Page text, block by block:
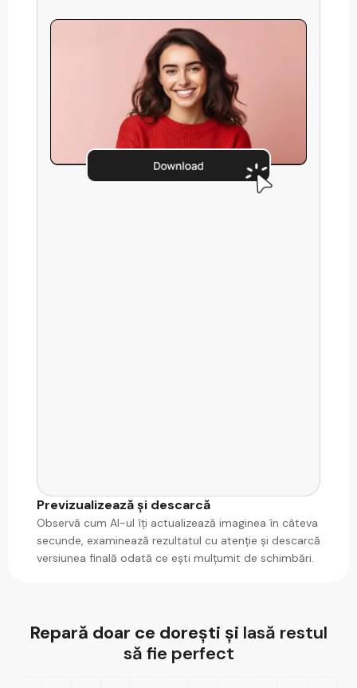
Previzualizează și descarcă
Observă cum AI-ul îți actualizează imaginea în câteva
secunde, examinează rezultatul cu atenție și descarcă
versiunea finală odată ce ești mulțumit de schimbări.
Repară doar ce dorești și lasă restul
să fie perfect